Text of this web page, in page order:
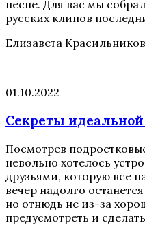
песне. Для вас мы
русских клипов
Елизавета
01.10.2022
Секреты
Посмотрев
невольно хотелось
друзьями, которую все
вечер надолго
но отнюдь не из-за
предусмотреть и